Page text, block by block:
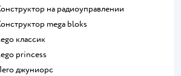
Конструктор на радиоуправлении
Конструктор mega bloks
Lego классик
Lego princess
Лего джуниорс